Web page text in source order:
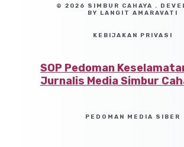
© 2026 SIMBUR CAHAYA .
BY LANGIT AMARAVATI
KEBIJAKAN PRIVASI
SOP Pedoman
Jurnalis Media Simbur
PEDOMAN MEDIA SIBER